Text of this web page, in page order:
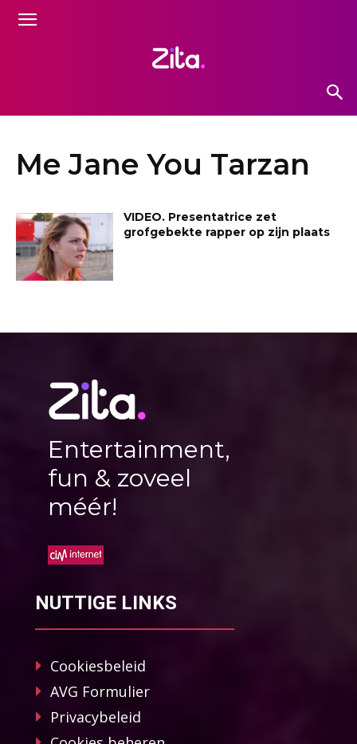
Me Jane You Tarzan
VIDEO. Presentatrice zet
grofgebekte rapper op zijn plaats
Entertainment,
fun & zoveel
méér!
NUTTIGE LINKS
Cookiesbeleid
AVG Formulier
Privacybeleid